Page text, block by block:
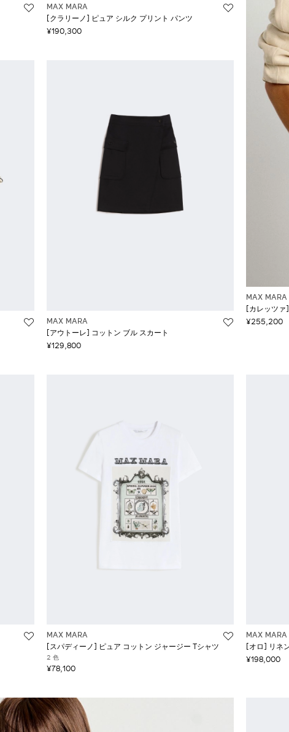
MAX MARA
[クラリーノ] ピュア シルク プリント パンツ
¥190,300
MAX MARA
[アウトーレ] コットン ブル スカート
¥129,800
MAX MARA
[カレッツァ
¥255,200
MAX MARA
[スパディーノ] ピュア コットン ジャージー Tシャツ
2 色
¥78,100
MAX MARA
[オロ] リネ
¥198,000